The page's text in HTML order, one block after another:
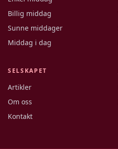
Billig middag
Sunne middager
Middag i dag
SELSKAPET
Artikler
Om oss
Kontakt